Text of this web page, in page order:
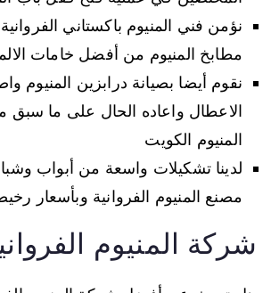
نؤمن فني المنيوم باكستاني
مطابخ المنيوم من أفضل خامات
نقوم أيضا بصيانة درابزين المنيوم
الاعطال واعاده الحال على ما سبق
المنيوم الكويت
لدينا تشكيلات واسعة من أبواب
مصنع المنيوم الفروانية وبأسعار
شركة المنيوم